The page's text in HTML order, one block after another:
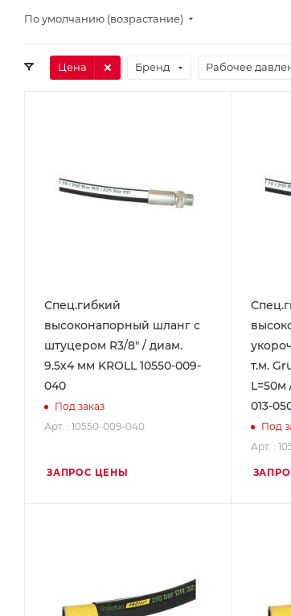
По умолчанию (возрастание)
Цена Бренд Рабочее
Спец.гибкий
высоконапорный шланг с
штуцером R3/8" / диам.
9.5х4 мм KROLL 10550-009-
040
Под заказ
Арт. : 10550-009-040
ЗАПРОС ЦЕНЫ
т.м.
L=50м
013-
Под
Арт. :